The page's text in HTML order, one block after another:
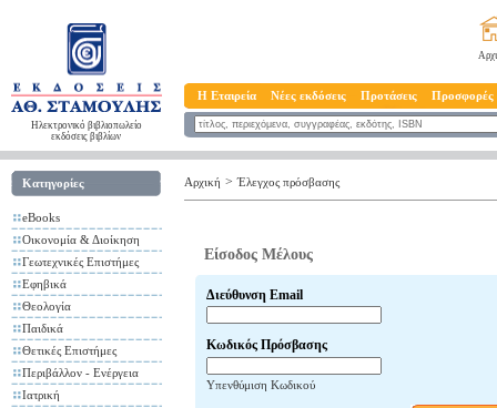
Ηλεκτρονικό βιβλιοπωλείο
εκδόσεις βιβλίων
Η Εταιρεία Νέες εκδόσεις Προτάσεις Προσφορές
Κατηγορίες
eBooks
Οικονομία & Διοίκηση
Γεωτεχνικές Επιστήμες
Εφηβικά
Θεολογία
Παιδικά
Θετικές Επιστήμες
Περιβάλλον - Ενέργεια
Ιατρική
Αρχική > Έλεγχος πρόσβασης
Είσοδος Μέλους
Διεύθυνση Email
Κωδικός Πρόσβασης
Υπενθύμιση Κωδικού